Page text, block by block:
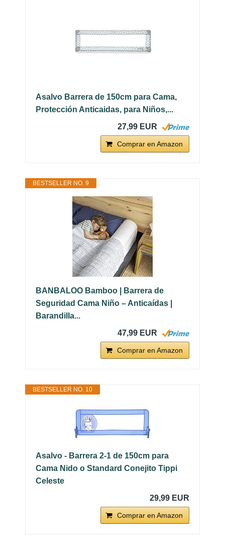
Asalvo Barrera de 150cm para Cama,
Protección Anticaidas, para Niños,...
27,99 EUR
Comprar en Amazon
BESTSELLER NO. 9
BANBALOO Bamboo | Barrera de
Seguridad Cama Niño – Anticaídas |
Barandilla...
47,99 EUR
Comprar en Amazon
BESTSELLER NO. 10
Asalvo - Barrera 2-1 de 150cm para
Cama Nido o Standard Conejito Tippi
Celeste
29,99 EUR
Comprar en Amazon